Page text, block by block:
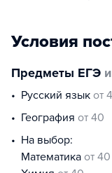
Условия
Предметы ЕГЭ
русский язык от
география от 40
На выбор:
математика от 40